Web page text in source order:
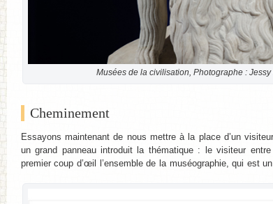
Musées de la civilisation, Photographe :
Cheminement
Essayons maintenant de nous mettre à la place d’un
un grand panneau introduit la thématique : le visiteur
premier coup d’œil l’ensemble de la muséographie, qui est